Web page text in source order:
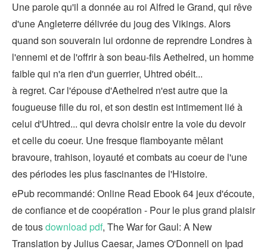
Une parole qu'il a donnée au roi Alfred le Grand, qui rêve
d'une Angleterre délivrée du joug des Vikings. Alors
quand son souverain lui ordonne de reprendre Londres à
l'ennemi et de l'offrir à son beau-fils Aethelred, un homme
faible qui n'a rien d'un guerrier, Uhtred obéit...
à regret. Car l'épouse d'Aethelred n'est autre que la
fougueuse fille du roi, et son destin est intimement lié à
celui d'Uhtred... qui devra choisir entre la voie du devoir
et celle du coeur. Une fresque flamboyante mêlant
bravoure, trahison, loyauté et combats au coeur de l'une
des périodes les plus fascinantes de l'Histoire.
ePub recommandé: Online Read Ebook 64 jeux d'écoute,
de confiance et de coopération - Pour le plus grand plaisir
de tousdownload pdf, The War for Gaul: A New
Translation by Julius Caesar, James O'Donnell on Ipad